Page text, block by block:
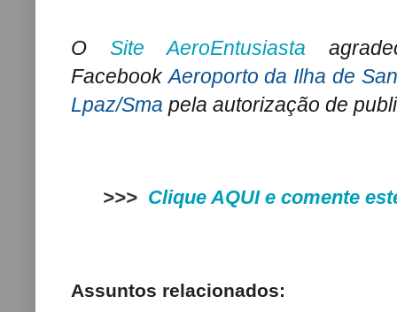
O Site AeroEntusiasta
FacebookAeroporto da Ilha de
Lpaz/Sma pela autorização de
>>> Clique AQUI e comente
Assuntos relacionados: